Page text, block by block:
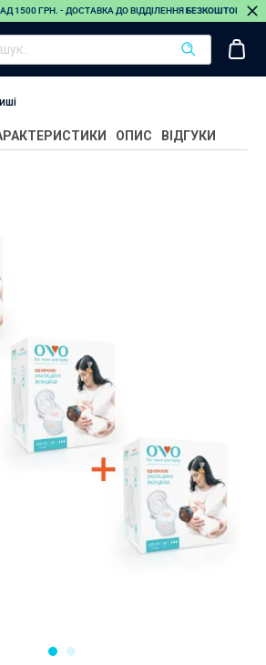
1500 ГРН. - ДОСТАВКА ДО ВІДДІЛЕННЯБЕЗКОШТОВНА
ОПИС ВІДГУКИ